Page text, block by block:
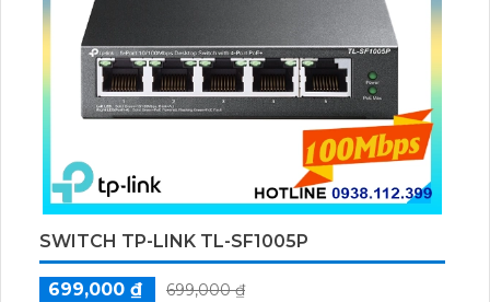
SWITCH TP-LINK TL-SF1005P
699,000 ₫
699,000 ₫